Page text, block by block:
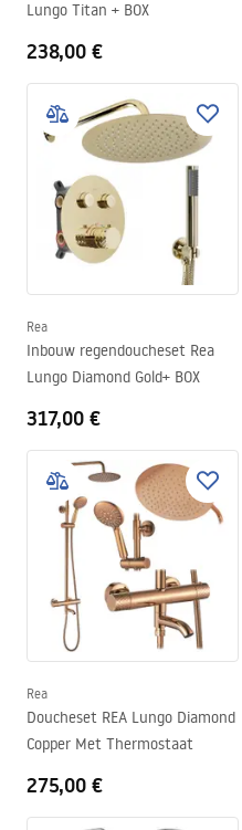
Lungo Titan + BOX
238,00 €
Rea
Inbouw regendoucheset Rea
Lungo Diamond Gold+ BOX
317,00 €
Rea
Doucheset REA Lungo Diamond
Copper Met Thermostaat
275,00 €